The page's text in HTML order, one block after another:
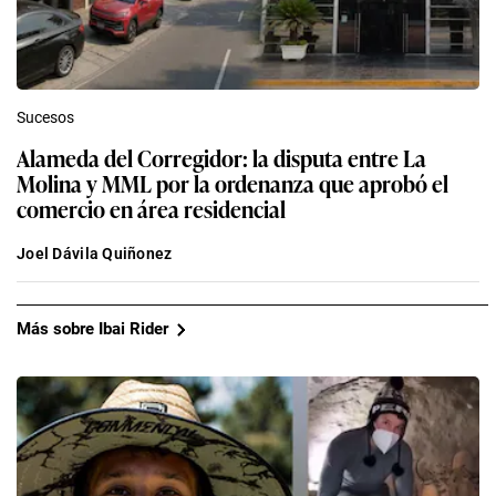
Sucesos
Alameda del Corregidor: la disputa entre La
Molina y MML por la ordenanza que aprobó el
comercio en área residencial
Joel Dávila Quiñonez
Más sobre Ibai Rider